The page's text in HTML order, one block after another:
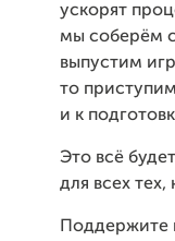
ускорят
мы соберём
выпустим
то
и к
Это всё
для всех тех,
Поддержите